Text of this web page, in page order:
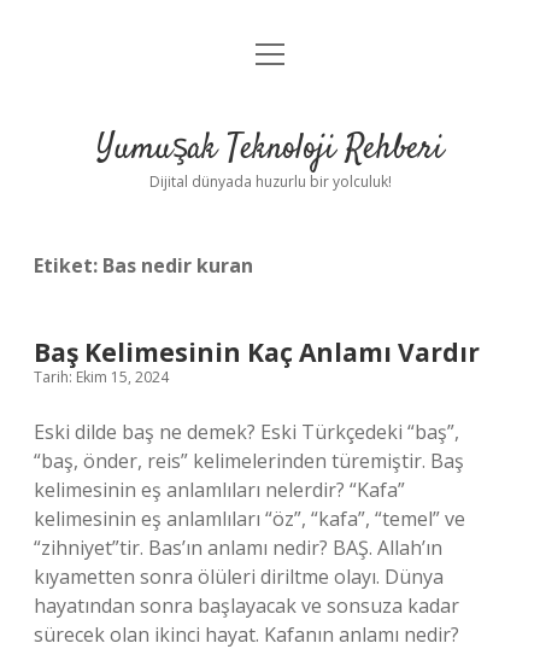
Anasayfa
Yasal Uyarı
menüyü
Yumuşak Teknoloji Rehberi
Dijital dünyada huzurlu bir yolculuk!
Etiket: Bas nedir kuran
Baş Kelimesinin Kaç Anlamı Vardır
Tarih: Ekim 15, 2024
Eski dilde baş ne demek? Eski Türkçedeki “baş”,
“baş, önder, reis” kelimelerinden türemiştir. Baş
kelimesinin eş anlamlıları nelerdir? “Kafa”
kelimesinin eş anlamlıları “öz”, “kafa”, “temel” ve
“zihniyet”tir. Bas’ın anlamı nedir? BAŞ. Allah’ın
kıyametten sonra ölüleri diriltme olayı. Dünya
hayatından sonra başlayacak ve sonsuza kadar
sürecek olan ikinci hayat. Kafanın anlamı nedir?